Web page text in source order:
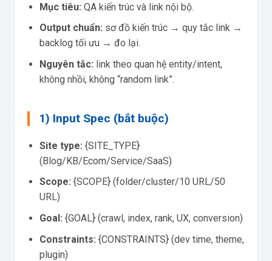
Mục tiêu: QA kiến trúc và link nội bộ.
Output chuẩn: sơ đồ kiến trúc → quy tắc link →
backlog tối ưu → đo lại.
Nguyên tắc: link theo quan hệ entity/intent,
không nhồi, không “random link”.
1) Input Spec (bắt buộc)
Site type: {SITE_TYPE}
(Blog/KB/Ecom/Service/SaaS)
Scope: {SCOPE} (folder/cluster/10 URL/50
URL)
Goal: {GOAL} (crawl, index, rank, UX, conversion)
Constraints: {CONSTRAINTS} (dev time, theme,
plugin)